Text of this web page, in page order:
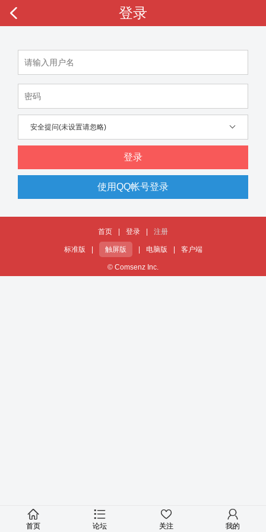
登录
安全提问(未设置请忽略)
登录
使用QQ帐号登录
首页 登录 注册
标准版 触屏版 电脑版 客户端
© Comsenz Inc.
首页 论坛 关注 我的